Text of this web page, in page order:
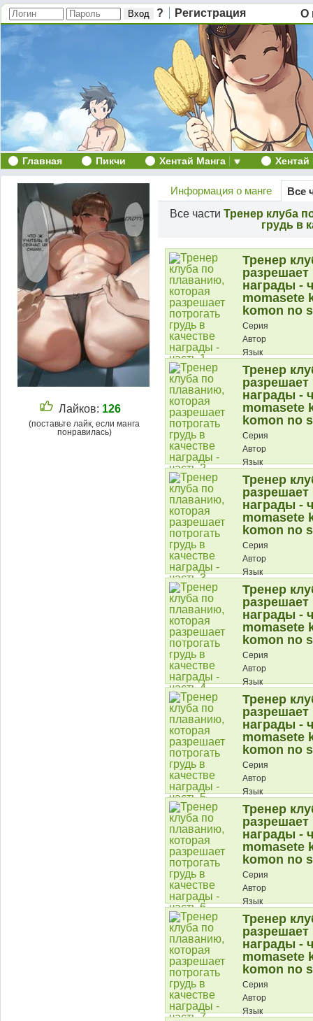
? Регистрация О
Главная Пикчи Хентай Манга
Лайков: 126
(поставьте лайк, если манга
понравилась)
Информация о манге
Все
Все части Тренер клуба
грудь в
Тренер
разрешает
награды -
momasete
komon no
Серия
Автор
Язык
Описание:
Тренер
разрешает
награды -
momasete
komon no
Серия
Автор
Язык
Описание:
Тренер
разрешает
награды -
momasete
komon no
Серия
Автор
Язык
Описание:
Тренер
разрешает
награды -
momasete
komon no
Серия
Автор
Язык
Описание:
Тренер
разрешает
награды -
momasete
komon no
Серия
Автор
Язык
Описание:
Тренер
разрешает
награды -
momasete
komon no
Серия
Автор
Язык
Описание:
Тренер
разрешает
награды -
momasete
komon no
Серия
Автор
Язык